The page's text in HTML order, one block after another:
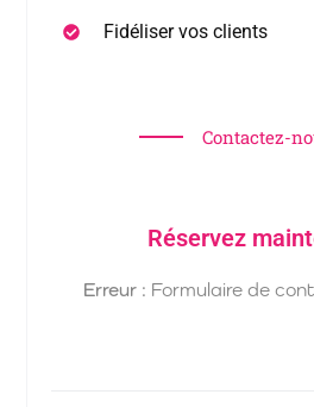
Fidéliser vos clients
Contactez-
Réservez
Erreur : Formulaire de